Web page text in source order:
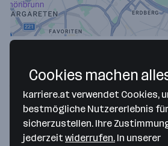
Thomas-Klestil-Platz 13
1030 Wien
— Route berechnen
Website
Cookies machen
karriere.at verwendet Cookies,
bestmögliche Nutzererlebnis
sicherzustellen. Ihre
jederzeitwiderrufen. In unserer